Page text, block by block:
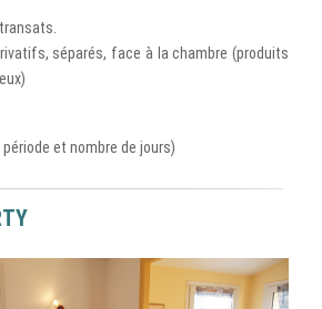
séparés, face à la chambre (produits
et nombre de jours)